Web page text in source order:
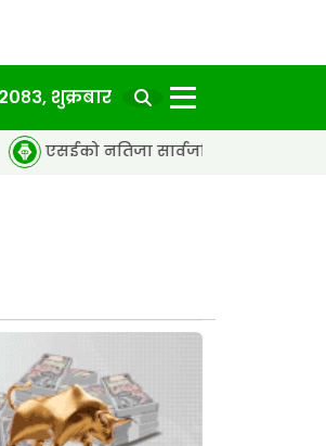
शुक्रबार
सार्वजनिक, ६५.९८ प्रतिशत विद्यार्थी